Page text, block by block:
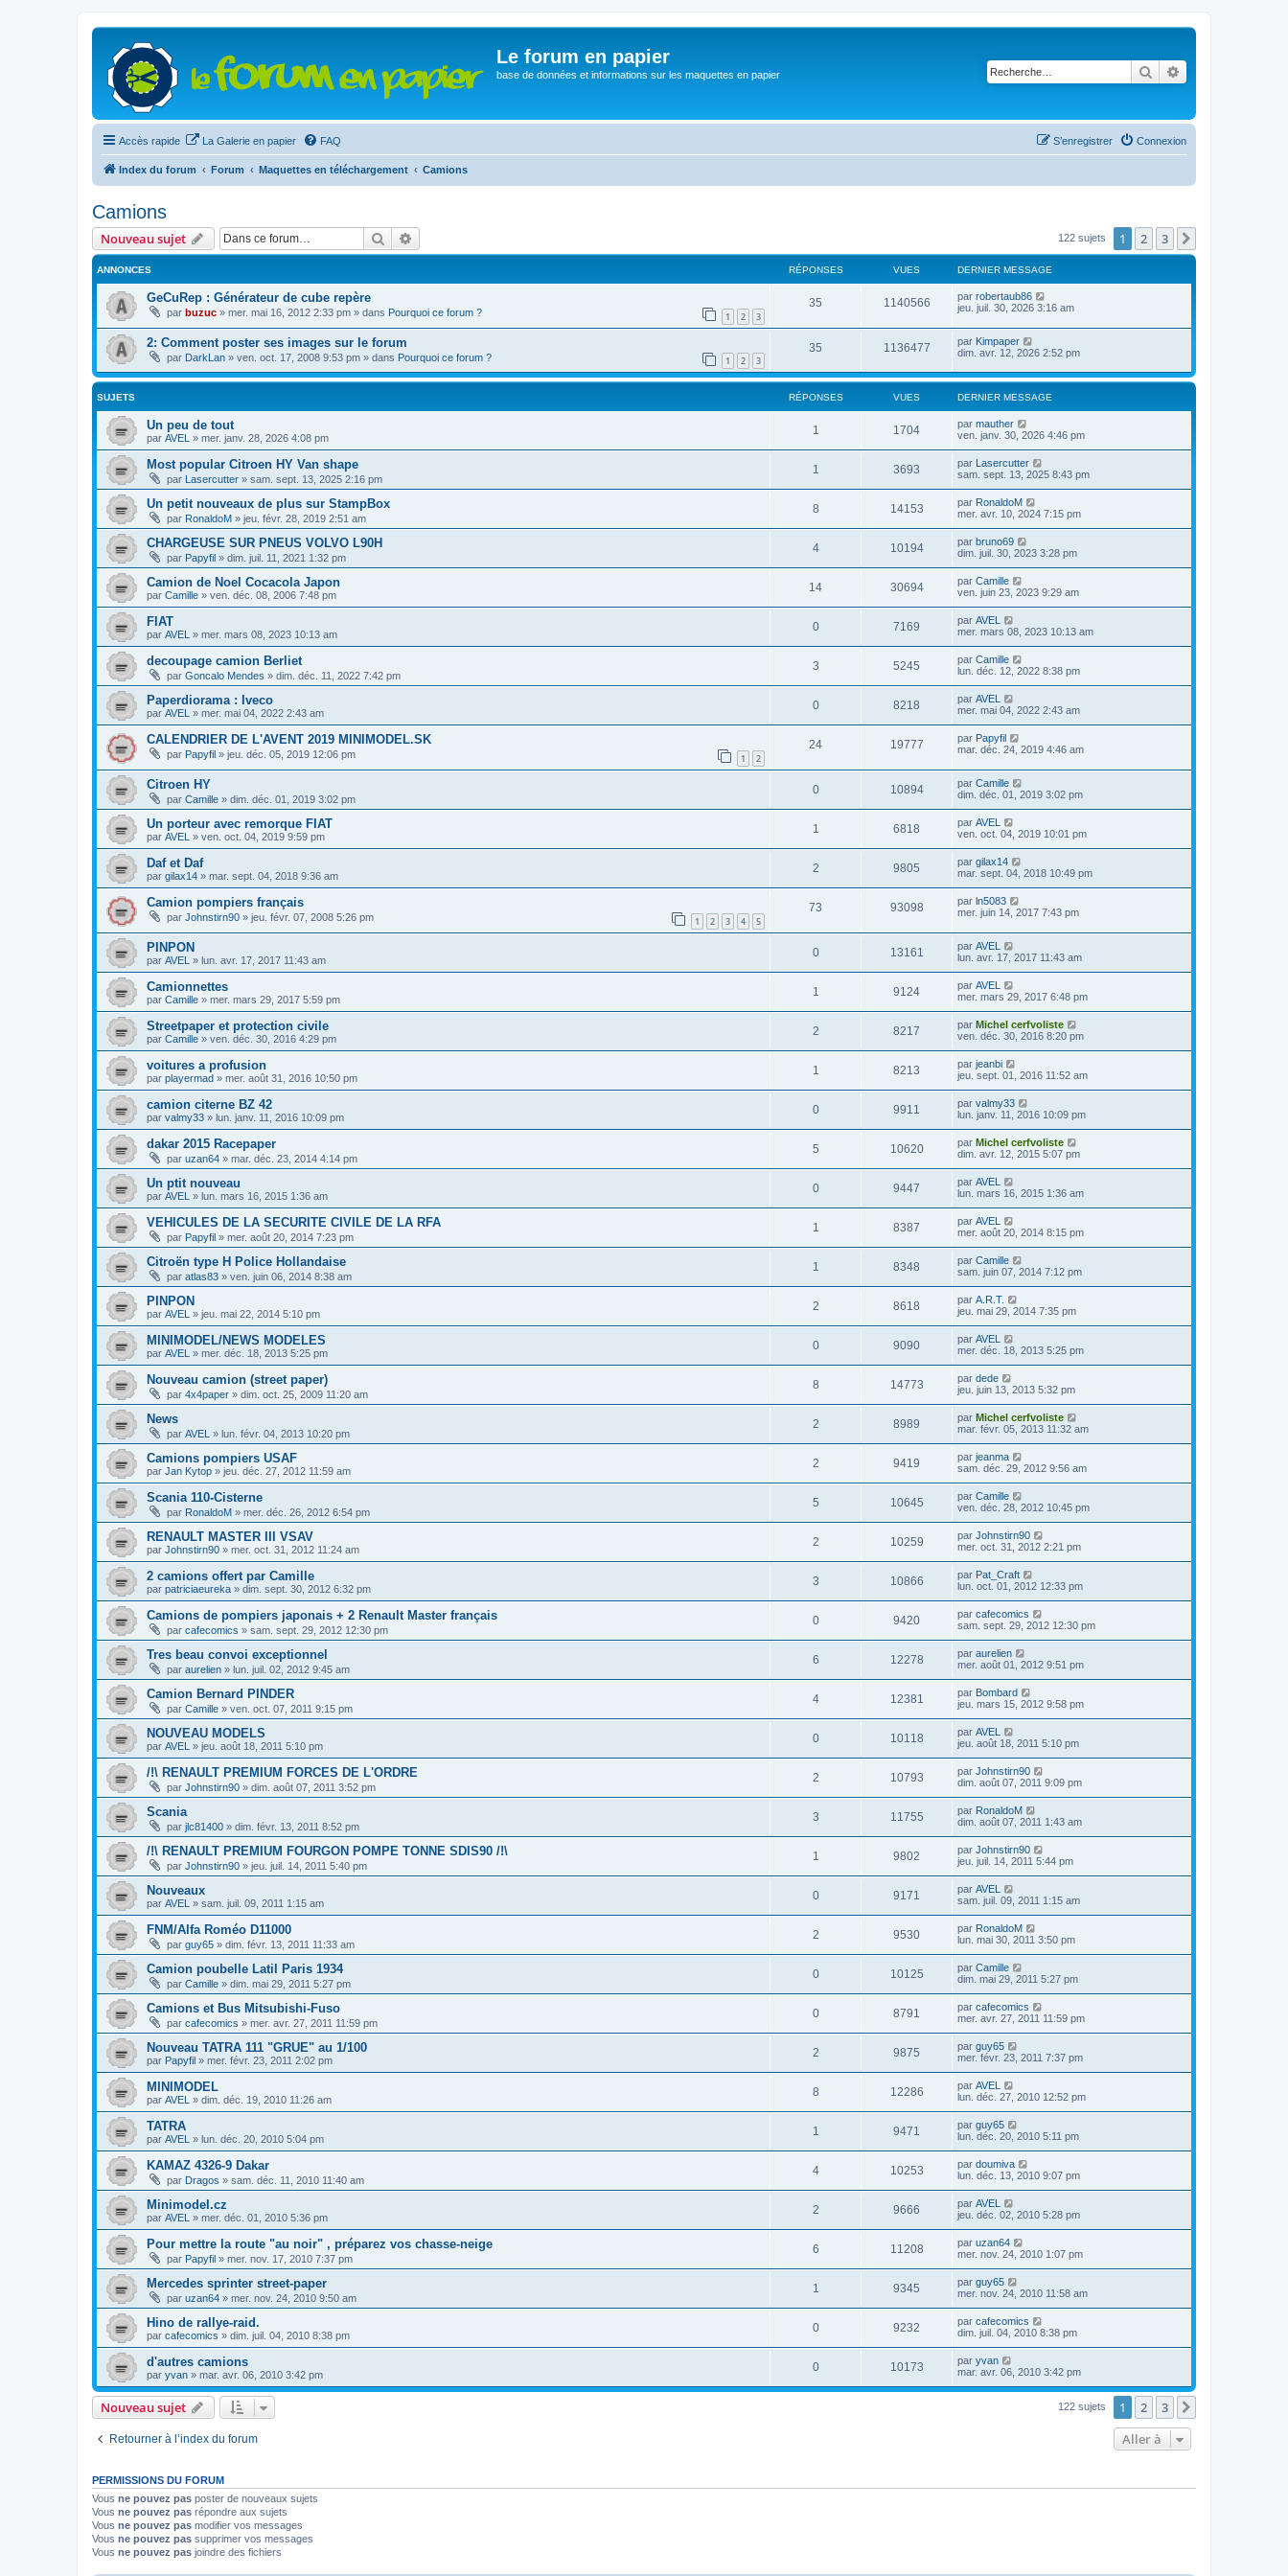
Le forum en papier
base de données et informations sur les maquettes en papier Rechercher
Accès rapide La Galerie en papier FAQ Connexion
S’enregistrer
Index du forum Forum Maquettes en téléchargement Camions
Camions
Nouveau sujet Rechercher 122 sujets 1 2 3
ANNONCES RÉPONSES VUES DERNIER MESSAGE
GeCuRep : Générateur de cube repère
par buzuc » mer. mai 16, 2012 2:33 pm » dans Pourquoi ce forum ? 1 2 3
35 1140566 par robertaub86
jeu. juil. 30, 2026 3:16 am
2: Comment poster ses images sur le forum
par DarkLan » ven. oct. 17, 2008 9:53 pm » dans Pourquoi ce forum ? 1 2 3
35 1136477 par Kimpaper
dim. avr. 12, 2026 2:52 pm
SUJETS RÉPONSES VUES DERNIER MESSAGE
Un peu de tout
par AVEL » mer. janv. 28, 2026 4:08 pm
1 1704 par mauther
ven. janv. 30, 2026 4:46 pm
Most popular Citroen HY Van shape
par Lasercutter » sam. sept. 13, 2025 2:16 pm
1 3693 par
Lasercutter
sam. sept. 13, 2025 8:43 pm
Un petit nouveaux de plus sur StampBox
par RonaldoM » jeu. févr. 28, 2019 2:51 am
8 14153 par RonaldoM
mer. avr. 10, 2024 7:15 pm
CHARGEUSE SUR PNEUS VOLVO L90H
par Papyfil » dim. juil. 11, 2021 1:32 pm
4 10194 par bruno69
dim. juil. 30, 2023 3:28 pm
Camion de Noel Cocacola Japon
par Camille » ven. déc. 08, 2006 7:48 pm
14 30694 par Camille
ven. juin 23, 2023 9:29 am
FIAT
par AVEL » mer. mars 08, 2023 10:13 am
0 7169 par AVEL
mer. mars 08, 2023 10:13 am
decoupage camion Berliet
par Goncalo Mendes » dim. déc. 11, 2022 7:42 pm
3 5245 par Camille
lun. déc. 12, 2022 8:38 pm
Paperdiorama : Iveco
par AVEL » mer. mai 04, 2022 2:43 am
0 8218 par AVEL
mer. mai 04, 2022 2:43 am
CALENDRIER DE L'AVENT 2019 MINIMODEL.SK
par Papyfil » jeu. déc. 05, 2019 12:06 pm 1 2
24 19777 par Papyfil
mar. déc. 24, 2019 4:46 am
Citroen HY
par Camille » dim. déc. 01, 2019 3:02 pm
0 10894 par Camille
dim. déc. 01, 2019 3:02 pm
Un porteur avec remorque FIAT
par AVEL » ven. oct. 04, 2019 9:59 pm
1 6818 par AVEL
ven. oct. 04, 2019 10:01 pm
Daf et Daf
par gilax14 » mar. sept. 04, 2018 9:36 am
2 9805 par gilax14
mar. sept. 04, 2018 10:49 pm
Camion pompiers français
par Johnstirn90 » jeu. févr. 07, 2008 5:26 pm 1 2 3 4 5
73 93098 par ln5083
mer. juin 14, 2017 7:43 pm
PINPON
par AVEL » lun. avr. 17, 2017 11:43 am
0 13161 par AVEL
lun. avr. 17, 2017 11:43 am
Camionnettes
par Camille » mer. mars 29, 2017 5:59 pm
1 9124 par AVEL
mer. mars 29, 2017 6:48 pm
Streetpaper et protection civile
par Camille » ven. déc. 30, 2016 4:29 pm
2 8217 par Michel cerfvoliste
ven. déc. 30, 2016 8:20 pm
voitures a profusion
par playermad » mer. août 31, 2016 10:50 pm
1 8213 par jeanbi
jeu. sept. 01, 2016 11:52 am
camion citerne BZ 42
par valmy33 » lun. janv. 11, 2016 10:09 pm
0 9911 par valmy33
lun. janv. 11, 2016 10:09 pm
dakar 2015 Racepaper
par uzan64 » mar. déc. 23, 2014 4:14 pm
5 10620 par Michel cerfvoliste
dim. avr. 12, 2015 5:07 pm
Un ptit nouveau
par AVEL » lun. mars 16, 2015 1:36 am
0 9447 par AVEL
lun. mars 16, 2015 1:36 am
VEHICULES DE LA SECURITE CIVILE DE LA RFA
par Papyfil » mer. août 20, 2014 7:23 pm
1 8387 par AVEL
mer. août 20, 2014 8:15 pm
Citroën type H Police Hollandaise
par atlas83 » ven. juin 06, 2014 8:38 am
1 8348 par Camille
sam. juin 07, 2014 7:12 pm
PINPON
par AVEL » jeu. mai 22, 2014 5:10 pm
2 8618 par A.R.T.
jeu. mai 29, 2014 7:35 pm
MINIMODEL/NEWS MODELES
par AVEL » mer. déc. 18, 2013 5:25 pm
0 9090 par AVEL
mer. déc. 18, 2013 5:25 pm
Nouveau camion (street paper)
par 4x4paper » dim. oct. 25, 2009 11:20 am
8 14773 par dede
jeu. juin 13, 2013 5:32 pm
News
par AVEL » lun. févr. 04, 2013 10:20 pm
2 8989 par Michel cerfvoliste
mar. févr. 05, 2013 11:32 am
Camions pompiers USAF
par Jan Kytop » jeu. déc. 27, 2012 11:59 am
2 9419 par jeanma
sam. déc. 29, 2012 9:56 am
Scania 110-Cisterne
par RonaldoM » mer. déc. 26, 2012 6:54 pm
5 10645 par Camille
ven. déc. 28, 2012 10:45 pm
RENAULT MASTER III VSAV
par Johnstirn90 » mer. oct. 31, 2012 11:24 am
2 10259 par Johnstirn90
mer. oct. 31, 2012 2:21 pm
2 camions offert par Camille
par patriciaeureka » dim. sept. 30, 2012 6:32 pm
3 10866 par Pat_Craft
lun. oct. 01, 2012 12:33 pm
Camions de pompiers japonais + 2 Renault Master français
par cafecomics » sam. sept. 29, 2012 12:30 pm
0 9420 par cafecomics
sam. sept. 29, 2012 12:30 pm
Tres beau convoi exceptionnel
par aurelien » lun. juil. 02, 2012 9:45 am
6 12278 par aurelien
mer. août 01, 2012 9:51 pm
Camion Bernard PINDER
par Camille » ven. oct. 07, 2011 9:15 pm
4 12381 par Bombard
jeu. mars 15, 2012 9:58 pm
NOUVEAU MODELS
par AVEL » jeu. août 18, 2011 5:10 pm
0 10118 par AVEL
jeu. août 18, 2011 5:10 pm
/!\ RENAULT PREMIUM FORCES DE L'ORDRE
par Johnstirn90 » dim. août 07, 2011 3:52 pm
2 10793 par Johnstirn90
dim. août 07, 2011 9:09 pm
Scania
par jlc81400 » dim. févr. 13, 2011 8:52 pm
3 11755 par RonaldoM
dim. août 07, 2011 1:43 am
/!\ RENAULT PREMIUM FOURGON POMPE TONNE SDIS90 /!\
par Johnstirn90 » jeu. juil. 14, 2011 5:40 pm
1 9802 par Johnstirn90
jeu. juil. 14, 2011 5:44 pm
Nouveaux
par AVEL » sam. juil. 09, 2011 1:15 am
0 9171 par AVEL
sam. juil. 09, 2011 1:15 am
FNM/Alfa Roméo D11000
par guy65 » dim. févr. 13, 2011 11:33 am
2 9530 par RonaldoM
lun. mai 30, 2011 3:50 pm
Camion poubelle Latil Paris 1934
par Camille » dim. mai 29, 2011 5:27 pm
0 10125 par Camille
dim. mai 29, 2011 5:27 pm
Camions et Bus Mitsubishi-Fuso
par cafecomics » mer. avr. 27, 2011 11:59 pm
0 8791 par cafecomics
mer. avr. 27, 2011 11:59 pm
Nouveau TATRA 111 "GRUE" au 1/100
par Papyfil » mer. févr. 23, 2011 2:02 pm
2 9875 par guy65
mer. févr. 23, 2011 7:37 pm
MINIMODEL
par AVEL » dim. déc. 19, 2010 11:26 am
8 12286 par AVEL
lun. déc. 27, 2010 12:52 pm
TATRA
par AVEL » lun. déc. 20, 2010 5:04 pm
1 9471 par guy65
lun. déc. 20, 2010 5:11 pm
KAMAZ 4326-9 Dakar
par Dragos » sam. déc. 11, 2010 11:40 am
4 10253 par doumiva
lun. déc. 13, 2010 9:07 pm
Minimodel.cz
par AVEL » mer. déc. 01, 2010 5:36 pm
2 9666 par AVEL
jeu. déc. 02, 2010 5:28 pm
Pour mettre la route "au noir" , préparez vos chasse-neige
par Papyfil » mer. nov. 17, 2010 7:37 pm
6 11208 par uzan64
mer. nov. 24, 2010 1:07 pm
Mercedes sprinter street-paper
par uzan64 » mer. nov. 24, 2010 9:50 am
1 9345 par guy65
mer. nov. 24, 2010 11:58 am
Hino de rallye-raid.
par cafecomics » dim. juil. 04, 2010 8:38 pm
0 9232 par cafecomics
dim. juil. 04, 2010 8:38 pm
d'autres camions
par yvan » mar. avr. 06, 2010 3:42 pm
0 10173 par yvan
mar. avr. 06, 2010 3:42 pm
Nouveau sujet 122 sujets 1 2 3
Retourner à l’index du forum Aller à
PERMISSIONS DU FORUM
Vous ne pouvez pas poster de nouveaux sujets
Vous ne pouvez pas répondre aux sujets
Vous ne pouvez pas modifier vos messages
Vous ne pouvez pas supprimer vos messages
Vous ne pouvez pas joindre des fichiers